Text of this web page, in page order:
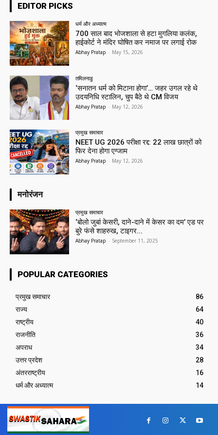
EDITOR PICKS
धर्म और अध्यात्म
700 साल बाद भोजशाला से हटा मुगलिया कलंक,
हाईकोर्ट ने मंदिर घोषित कर नमाज पर लगाई रोक
Abhay Pratap - May 15, 2026
तमिलनाडु
‘सनातन धर्म को मिटाना होगा’… जहर उगल रहे थे
उदयनिधि स्टालिन, चुप बैठे थे CM विजय
Abhay Pratap - May 12, 2026
प्रमुख समाचार‎
NEET UG 2026 परीक्षा रद्द: 22 लाख छात्रों को
फिर देना होगा एग्जाम
Abhay Pratap - May 12, 2026
मनोरंजन
प्रमुख समाचार‎
‘बोलो जुबां केसरी, दाने-दाने में केसर का दम’ एड पर
बुरे फंसे शाहरुख, टाइगर...
Abhay Pratap - September 11, 2025
POPULAR CATEGORIES
प्रमुख समाचार‎
86
राज्य
64
राष्ट्रीय
40
राजनीति
36
अपराध
34
उत्तर प्रदेश
28
अंतरराष्ट्रीय
16
धर्म और अध्यात्म
14